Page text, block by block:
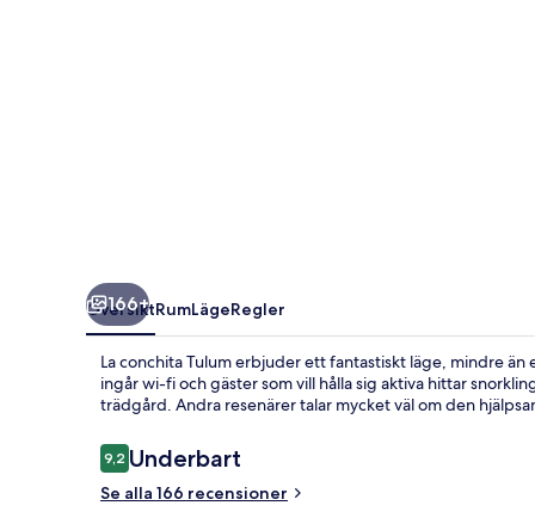
166+
ÖversiktRumLägeRegler
La conchita Tulum erbjuder ett fantastiskt läge, mindre
ingår wi-fi och gäster som vill hålla sig aktiva hittar
trädgård. Andra resenärer talar mycket väl om den
Recensioner
9,29,2 av 10,
Underbart
Se alla 166 recensioner